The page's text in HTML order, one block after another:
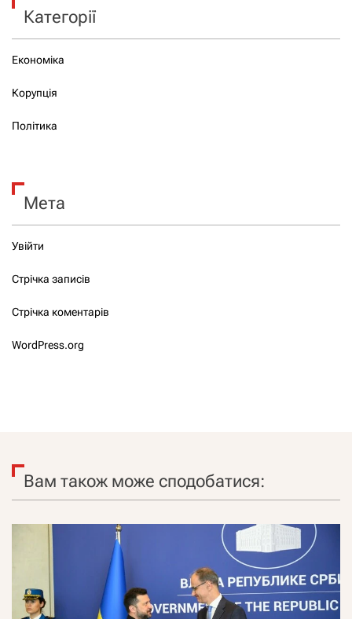
Категорії
Економіка
Корупція
Політика
Мета
Увійти
Стрічка записів
Стрічка коментарів
WordPress.org
Вам також може сподобатися: